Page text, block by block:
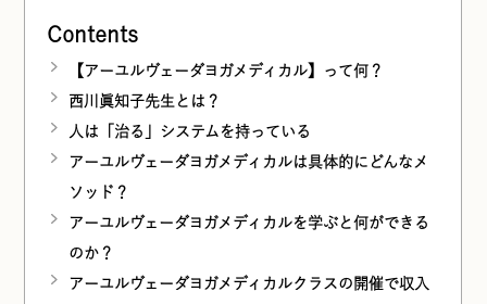
Contents
【アーユルヴェーダヨガメディカル】って何？
西川眞知子先生とは？
人は「治る」システムを持っている
アーユルヴェーダヨガメディカルは具体的にどんなメ
ソッド？
アーユルヴェーダヨガメディカルを学ぶと何ができる
のか？
アーユルヴェーダヨガメディカルクラスの開催で収入